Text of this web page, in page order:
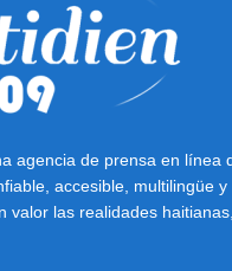
agencia de prensa en línea
accesible, multilingüe y
valor las realidades